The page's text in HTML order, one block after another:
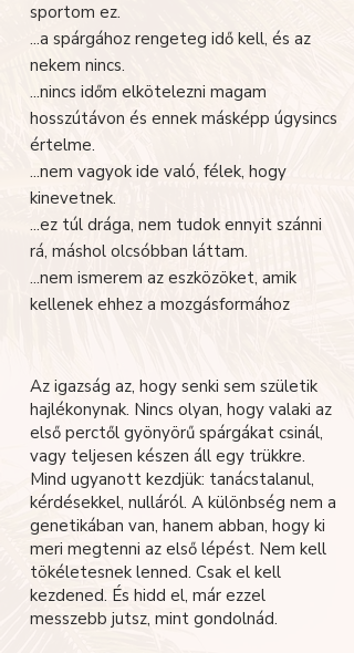
sportom ez.
...a spárgához rengeteg idő kell, és az
nekem nincs.
...nincs időm elkötelezni magam
hosszútávon és ennek másképp úgysincs
értelme.
...nem vagyok ide való, félek, hogy
kinevetnek.
...ez túl drága, nem tudok ennyit szánni
rá, máshol olcsóbban láttam.
...nem ismerem az eszközöket, amik
kellenek ehhez a mozgásformához
Az igazság az, hogy senki sem születik
hajlékonynak. Nincs olyan, hogy valaki az
első perctől gyönyörű spárgákat csinál,
vagy teljesen készen áll egy trükkre.
Mind ugyanott kezdjük: tanácstalanul,
kérdésekkel, nulláról. A különbség nem a
genetikában van, hanem abban, hogy ki
meri megtenni az első lépést. Nem kell
tökéletesnek lenned. Csak el kell
kezdened. És hidd el, már ezzel
messzebb jutsz, mint gondolnád.